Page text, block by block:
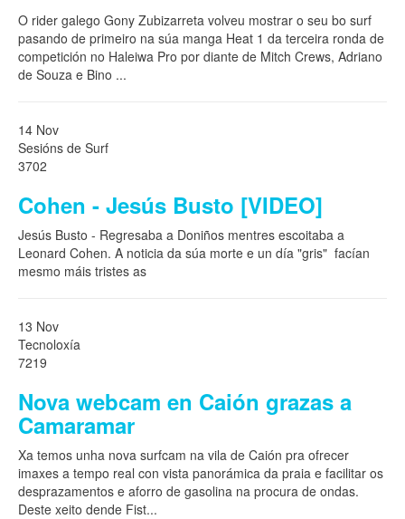
O rider galego Gony Zubizarreta volveu mostrar o seu bo surf
pasando de primeiro na súa manga Heat 1 da terceira ronda de
competición no Haleiwa Pro por diante de Mitch Crews, Adriano
de Souza e Bino ...
14 Nov
Sesións de Surf
3702
Cohen - Jesús Busto [VIDEO]
Jesús Busto - Regresaba a Doniños mentres escoitaba a
Leonard Cohen. A noticia da súa morte e un día "gris" facían
mesmo máis tristes as
13 Nov
Tecnoloxía
7219
Nova webcam en Caión grazas a
Camaramar
Xa temos unha nova surfcam na vila de Caión pra ofrecer
imaxes a tempo real con vista panorámica da praia e facilitar os
desprazamentos e aforro de gasolina na procura de ondas.
Deste xeito dende Fist...